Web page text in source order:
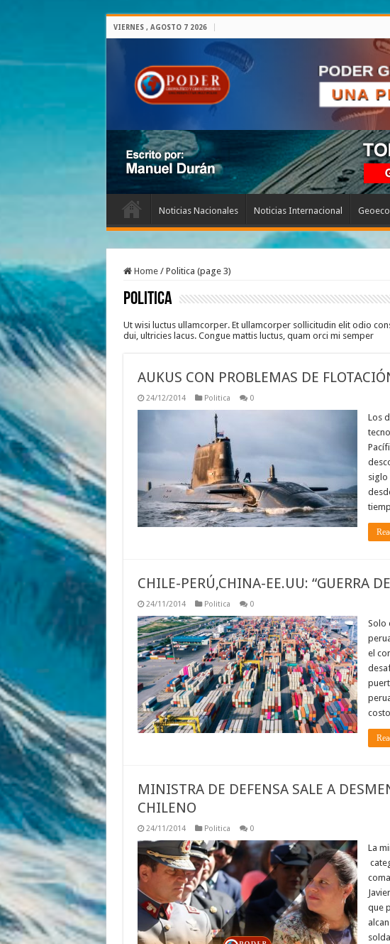
VIERNES , AGOSTO 7 2026
Noticias Nacionales Noticias Internacional
Home / Politica (page 3)
Politica
Ut wisi luctus ullamcorper. Et ullamcorper sollicitudin elit odio
dui, ultricies lacus. Congue mattis luctus, quam orci mi semper
AUKUS CON PROBLEMAS DE
24/12/2014 Politica 0
Los
siglo
CHILE-PERÚ,CHINA-EE.UU: “GUERRA
24/11/2014 Politica 0
Solo
el
MINISTRA DE DEFENSA SALE A
CHILENO
24/11/2014 Politica 0
La
que